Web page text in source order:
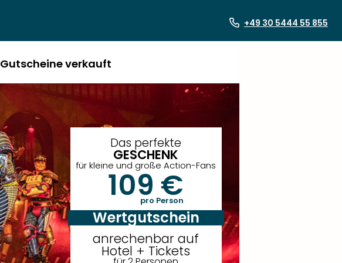
+49 30 5444 55 855
Gutscheine verkauft
Das perfekte
GESCHENK
für kleine und große Action-Fans
109 €
pro Person
Wertgutschein
anrechenbar auf
Hotel + Tickets